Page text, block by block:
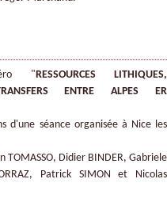
" RESSOURCES LITHIQUES,
ENTRE ALPES ER
d'une séance organisée à Nice les
TOMASSO, Didier BINDER, Gabriele
Patrick SIMON et Nicolas